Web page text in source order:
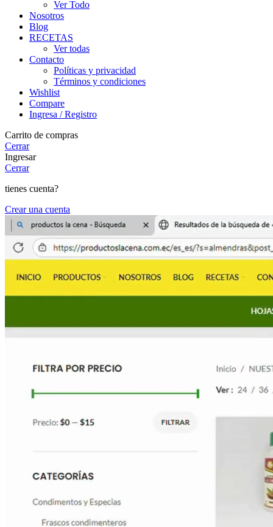
Ver Todo
Nosotros
Blog
RECETAS
Ver todas
Contacto
Políticas y privacidad
Términos y condiciones
Wishlist
Compare
Ingresa / Registro
Carrito de compras
Cerrar
Ingresar
Cerrar
tienes cuenta?
Crear una cuenta